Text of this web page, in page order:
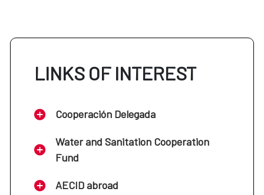
LINKS OF INTEREST
Cooperación Delegada
Water and Sanitation Cooperation
Fund
AECID abroad